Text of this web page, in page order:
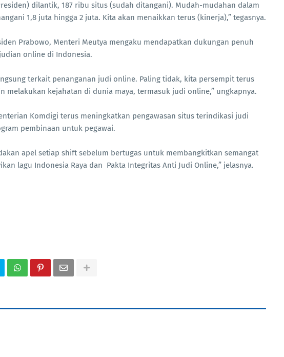
dilantik, 187 ribu situs (sudah ditangani). Mudah-mudahan dalam
1,8 juta hingga 2 juta. Kita akan menaikkan terus (kinerja),” tegasnya.
Prabowo, Menteri Meutya mengaku mendapatkan dukungan penuh
online di Indonesia.
terkait penanganan judi online. Paling tidak, kita persempit terus
melakukan kejahatan di dunia maya, termasuk judi online,” ungkapnya.
Komdigi terus meningkatkan pengawasan situs terindikasi judi
pembinaan untuk pegawai.
apel setiap shift sebelum bertugas untuk membangkitkan semangat
lagu Indonesia Raya dan Pakta Integritas Anti Judi Online,” jelasnya.